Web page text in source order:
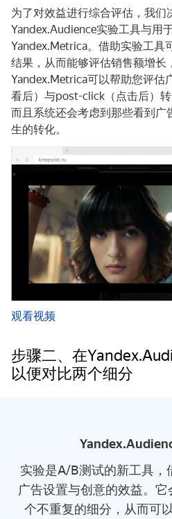
为了对效益进行综合评估，我们
Yandex.Audience实验工具与用
Yandex.Metrica。借助实验工具
结果，从而能够评估销售额增长
Yandex.Metrica可以帮助您评
看后）与post-click（点击后）转
而且系统还会考虑到那些看到广
生的转化。
观看视频
步骤二、在
以便对比两个细分
实验是A/B测试的新工具，
广告设置与创意的效益。
个不重复的细分，从而可